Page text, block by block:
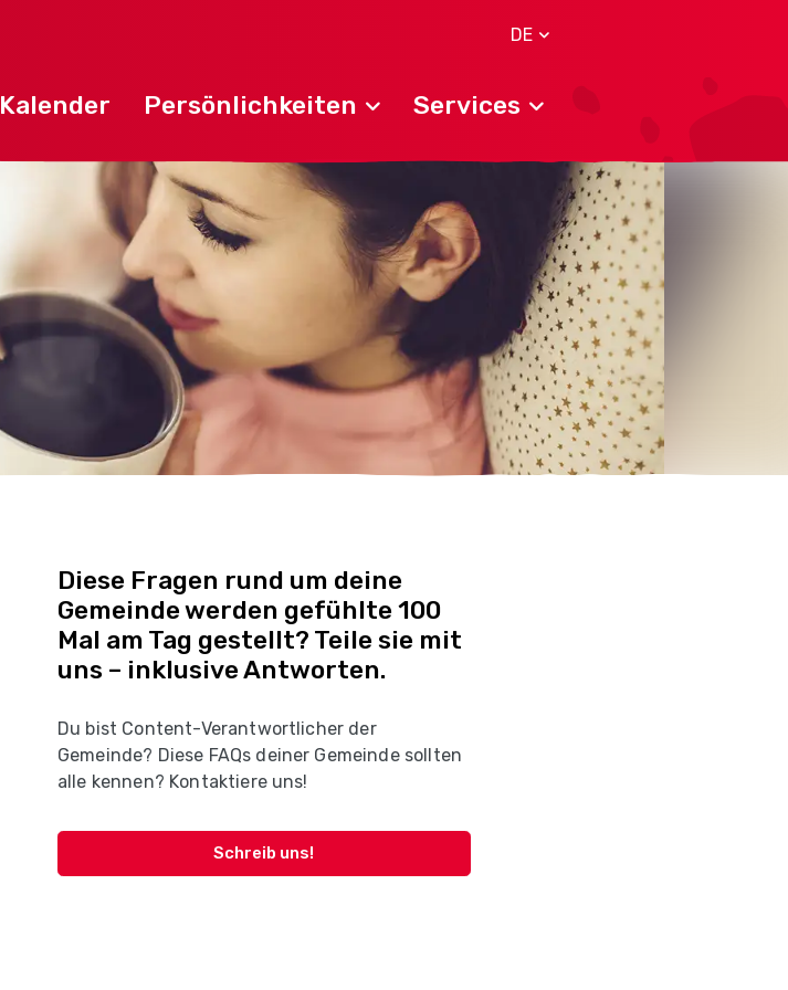
DE
Kalender Persönlichkeiten Services
Diese Fragen rund um deine
Gemeinde werden gefühlte 100
Mal am Tag gestellt? Teile sie mit
uns – inklusive Antworten.
Du bist Content-Verantwortlicher der
Gemeinde? Diese FAQs deiner Gemeinde sollten
alle kennen? Kontaktiere uns!
Schreib uns!